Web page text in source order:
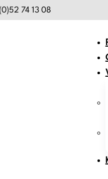
74 13 08